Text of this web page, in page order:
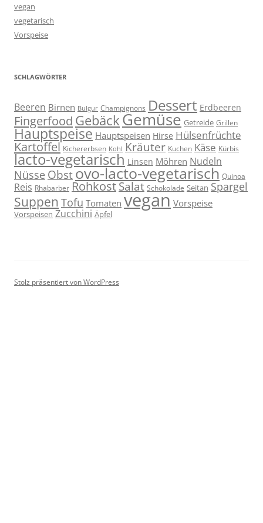
vegan
vegetarisch
Vorspeise
SCHLAGWÖRTER
Beeren Birnen Bulgur Champignons Dessert Erdbeeren
Fingerfood Gebäck Gemüse Getreide Grillen
Hauptspeise Hauptspeisen Hirse Hülsenfrüchte
Kartoffel Kichererbsen Kohl Kräuter Kuchen Käse Kürbis
lacto-vegetarisch Linsen Möhren Nudeln
Nüsse Obstovo-lacto-vegetarisch Quinoa
Reis Rhabarber RohkostSalat Schokolade Seitan Spargel
Suppen Tofu Tomaten vegan Vorspeise
Vorspeisen Zucchini Äpfel
Stolz präsentiert von WordPress